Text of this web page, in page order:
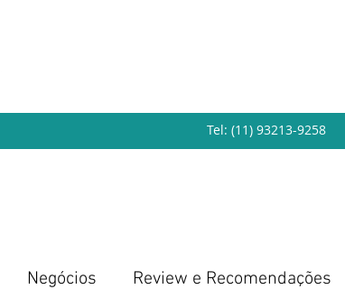
Tel: (11) 93213-9258
Negócios Review e Recomendações